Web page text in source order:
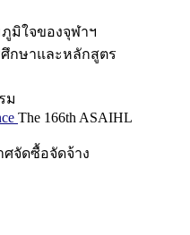
มิใจของจุฬาฯ
กษาและหลักสูตร
ม
The 166th ASAIHL
ศจัดซื้อจัดจ้าง